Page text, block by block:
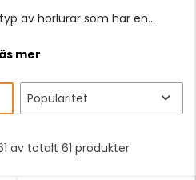
av hörlurar som har en...
mer
av totalt 61 produkter